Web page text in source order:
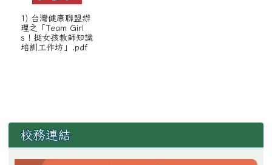
1) 台灣健康聯盟辦
理之「Team Girl
s！挺女孩教師知識
培訓工作坊」.pdf
左邊區域內容
校務連結